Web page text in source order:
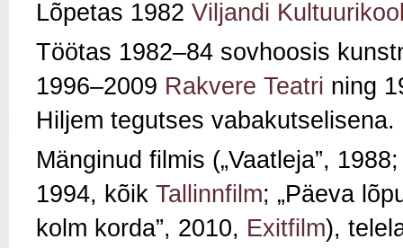
Lõpetas 1982 Viljandi
Töötas 1982–84 sovhoosis
1996–2009 Rakvere Teatri ning
Hiljem tegutses vabakutselisena.
Mänginud filmis („Vaatleja”,
1994, kõik Tallinnfilm; „Päeva
kolm korda”, 2010, Exitfilm),